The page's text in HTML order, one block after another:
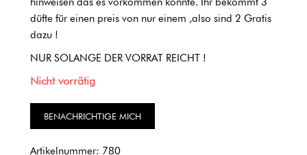
düfte für einen preis von nur einem ,also sind 2 Gratis
dazu !
NUR SOLANGE DER VORRAT REICHT !
Nicht vorrätig
Artikelnummer: 780